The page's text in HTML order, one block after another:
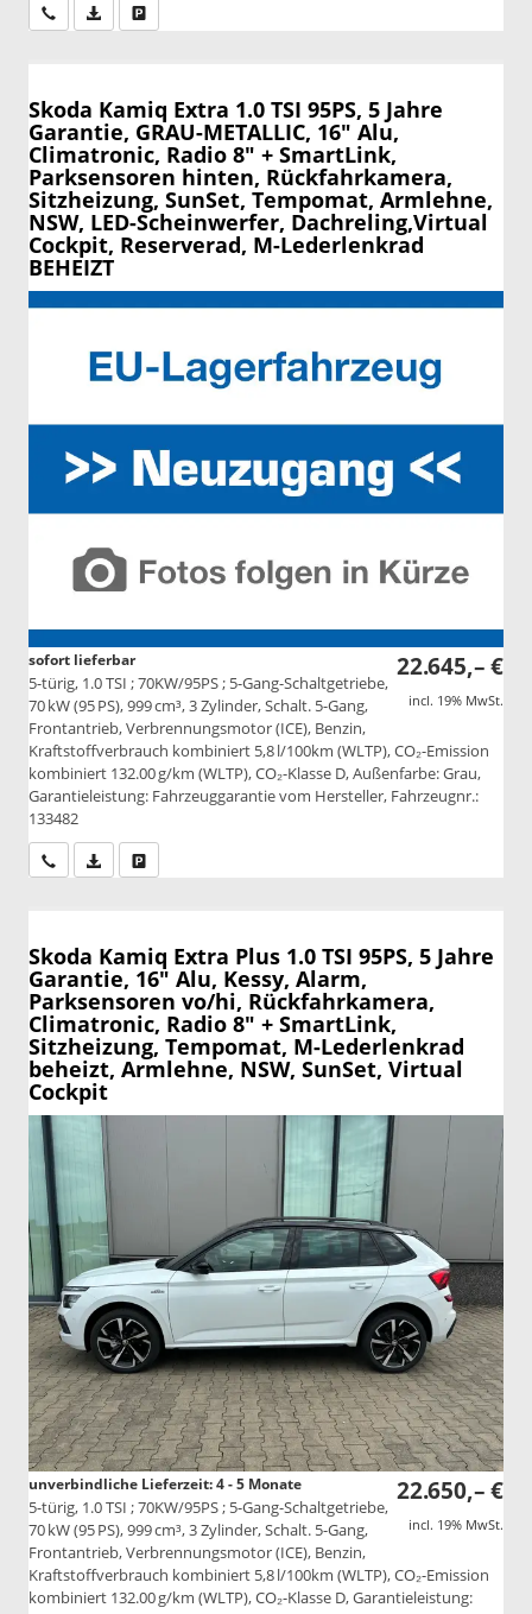
Wir rufen Sie anPDF-Datei, Fahrzeugexposé drucken
Skoda Kamiq Extra 1.0 TSI 95PS, 5 Jahre
Garantie, GRAU-METALLIC, 16" Alu,
Climatronic, Radio 8" + SmartLink,
Parksensoren hinten, Rückfahrkamera,
Sitzheizung, SunSet, Tempomat, Armlehne,
NSW, LED-Scheinwerfer, Dachreling,Virtual
Cockpit, Reserverad, M-Lederlenkrad
BEHEIZT
22.645,– €
incl. 19% MwSt.
sofort lieferbar
5-türig, 1.0 TSI ; 70KW/95PS ; 5-Gang-Schaltgetriebe,
70 kW (95 PS), 999 cm³, 3 Zylinder, Schalt. 5-Gang,
Frontantrieb, Verbrennungsmotor (ICE), Benzin,
Kraftstoffverbrauch kombiniert 5,8 l/100km (WLTP), CO₂-Emission
kombiniert 132.00 g/km (WLTP), CO₂-Klasse D, Außenfarbe: Grau,
Garantieleistung: Fahrzeuggarantie vom Hersteller, Fahrzeugnr.:
133482
Wir rufen Sie anPDF-Datei, Fahrzeugexposé drucken
Skoda Kamiq Extra Plus 1.0 TSI 95PS, 5 Jahre
Garantie, 16" Alu, Kessy, Alarm,
Parksensoren vo/hi, Rückfahrkamera,
Climatronic, Radio 8" + SmartLink,
Sitzheizung, Tempomat, M-Lederlenkrad
beheizt, Armlehne, NSW, SunSet, Virtual
Cockpit
22.650,– €
incl. 19% MwSt.
unverbindliche Lieferzeit: 4 - 5 Monate
5-türig, 1.0 TSI ; 70KW/95PS ; 5-Gang-Schaltgetriebe,
70 kW (95 PS), 999 cm³, 3 Zylinder, Schalt. 5-Gang,
Frontantrieb, Verbrennungsmotor (ICE), Benzin,
Kraftstoffverbrauch kombiniert 5,8 l/100km (WLTP), CO₂-Emission
kombiniert 132.00 g/km (WLTP), CO₂-Klasse D, Garantieleistung: